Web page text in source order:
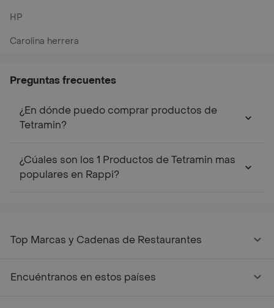
HP
Carolina herrera
Preguntas frecuentes
¿En dónde puedo comprar productos de
Tetramin?
¿Cúales son los 1 Productos de Tetramin mas
populares en Rappi?
Top Marcas y Cadenas de Restaurantes
Encuéntranos en estos países